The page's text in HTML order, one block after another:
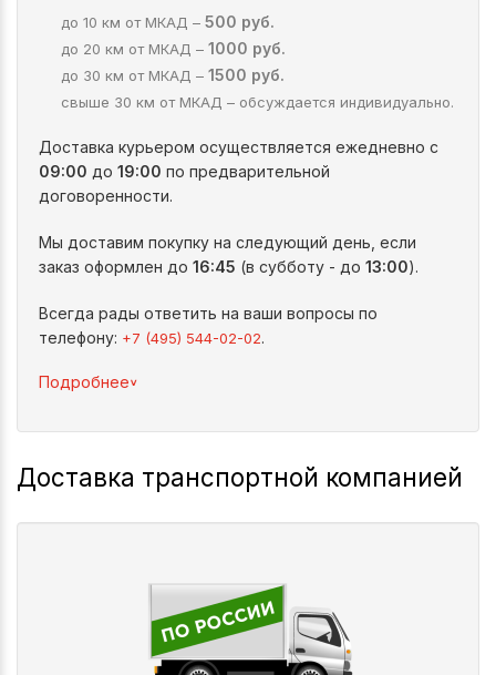
до 10 км от МКАД – 500 руб.
до 20 км от МКАД – 1000 руб.
до 30 км от МКАД – 1500 руб.
свыше 30 км от МКАД – обсуждается индивидуально.
Доставка курьером осуществляется ежедневно с
09:00 до 19:00 по предварительной
договоренности.
Мы доставим покупку на следующий день, если
заказ оформлен до 16:45 (в субботу - до 13:00).
Всегда рады ответить на ваши вопросы по
телефону: +7 (495) 544-02-02.
Подробнее^
Доставка транспортной компанией